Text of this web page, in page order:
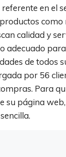
en el
calidad y
adecuado
de todos
por 56
Para
su página